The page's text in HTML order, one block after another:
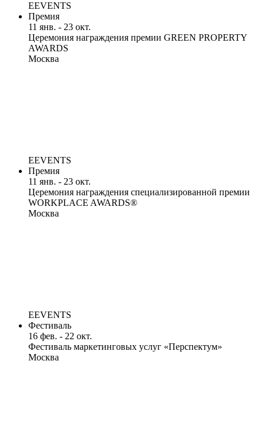
EEVENTS
Премия
11 янв. - 23 окт.
Церемония награждения премии GREEN PROPERTY
AWARDS
Москва
EEVENTS
Премия
11 янв. - 23 окт.
Церемония награждения специализированной премии
WORKPLACE AWARDS®
Москва
EEVENTS
Фестиваль
16 фев. - 22 окт.
Фестиваль маркетинговых услуг «Перспектум»
Москва